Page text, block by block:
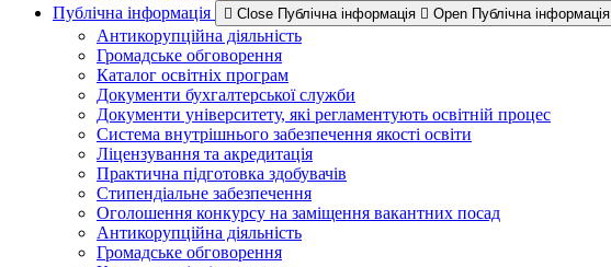
Публічна інформація
Close Публічна інформація Open Публічна інформація
Антикорупційна діяльність
Громадське обговорення
Каталог освітніх програм
Документи бухгалтерської служби
Документи університету, які регламентують освітній процес
Система внутрішнього забезпечення якості освіти
Ліцензування та акредитація
Практична підготовка здобувачів
Стипендіальне забезпечення
Оголошення конкурсу на заміщення вакантних посад
Антикорупційна діяльність
Громадське обговорення